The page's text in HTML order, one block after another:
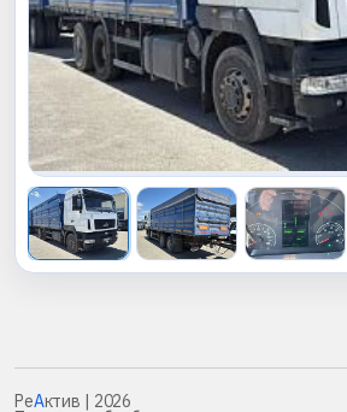
РеАктив | 2026